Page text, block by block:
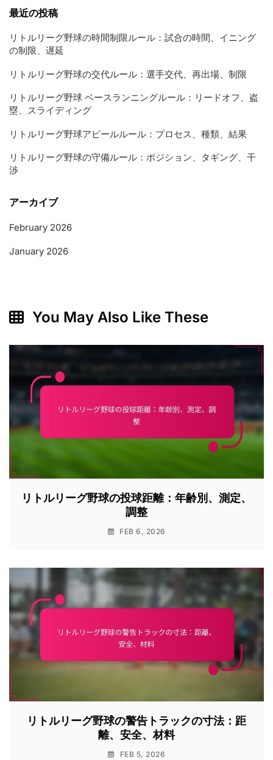
最近の投稿
リトルリーグ野球の時間制限ルール：試合の時間、イニング
の制限、遅延
リトルリーグ野球の交代ルール：選手交代、再出場、制限
リトルリーグ野球 ベースランニングルール：リードオフ、盗
塁、スライディング
リトルリーグ野球アピールルール：プロセス、種類、結果
リトルリーグ野球の守備ルール：ポジション、タギング、干
渉
アーカイブ
February 2026
January 2026
You May Also Like These
リトルリーグ野球の投球距離：年齢別、測定、
調整
FEB 6, 2026
リトルリーグ野球の警告トラックの寸法：距
離、安全、材料
FEB 5, 2026